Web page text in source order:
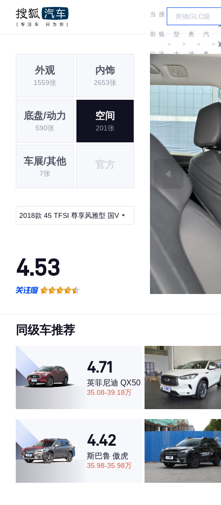
当
前
位
置:
搜
狐
汽
车
＞
车
型
大
全
＞
奥
迪
＞
一
汽
奥
＞
外观
1559张
内饰
2653张
底盘/动力
590张
空间
201张
车展/其他
7张
官方
2018款 45 TFSI 尊享风雅型 国V
4.53
·空间表现一般，低于71%同级车
同级车推荐
4.71
英菲尼迪 QX50
35.08-39.18万
4.42
斯巴鲁 傲虎
35.98-35.98万